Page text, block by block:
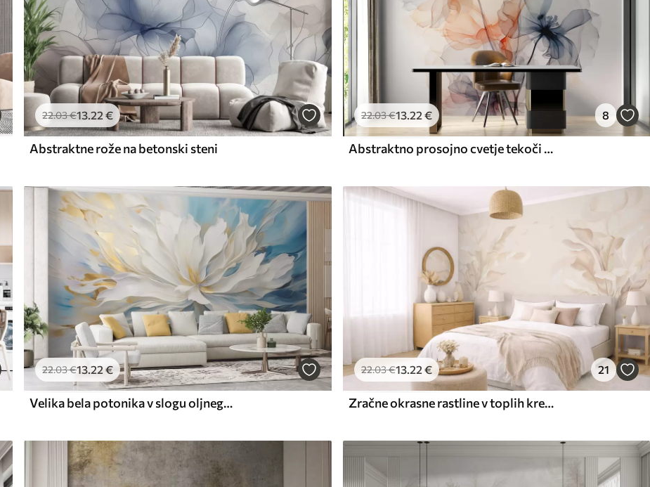
Premium
56 34.00€/m²
Peel and Stick
22.03€13 .22 €
Abstraktne rože na betonski steni
22.03€13.22 € 8
Abstraktno prosojno cvetje tekoči akvarel
22.03€13.22€
Velika bela potonika v slogu oljnega slikarstva na modro-rumeni podlagi
22.03€13.22 € 21
Zračne okrasne rastline v toplih kremastih odtenkih